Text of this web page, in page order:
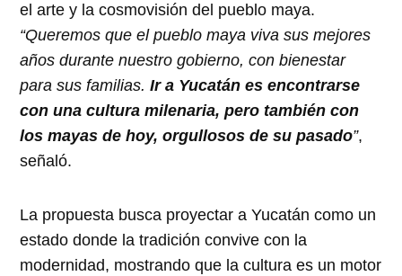
el arte y la cosmovisión del pueblo maya.
“Queremos que el pueblo maya viva sus mejores
años durante nuestro gobierno, con bienestar
para sus familias.Ir a Yucatán es encontrarse
con una cultura milenaria, pero también con
los mayas de hoy, orgullosos de su pasado”,
señaló.
La propuesta busca proyectar a Yucatán como un
estado donde la tradición convive con la
modernidad, mostrando que la cultura es un motor